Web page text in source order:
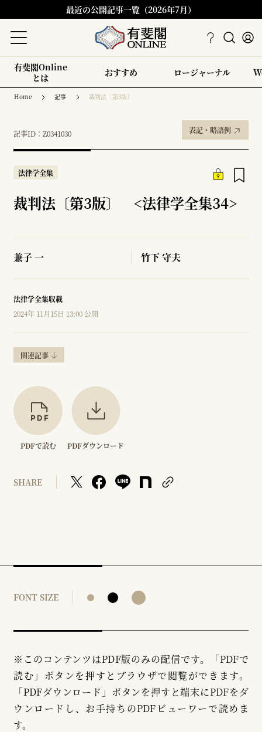
最近の公開記事一覧（2026年7月）
有斐閣Online
とは
おすすめ ロージャーナル
Home 記事 裁判法〔第3版〕
記事ID：Z0341030 表記・略語例
法律学全集
裁判法〔第3版〕 <法律学全集34>
兼子 一 竹下 守夫
法律学全集収載
2024年 11月15日 13:00 公開
関連記事
PDFで読む PDFダウンロード
SHARE
FONT SIZE
※このコンテンツはPDF版のみの配信です。「PDFで
読む」ボタンを押すとブラウザで閲覧ができます。
「PDFダウンロード」ボタンを押すと端末にPDFをダ
ウンロードし、お手持ちのPDFビューワーで読めま
す。